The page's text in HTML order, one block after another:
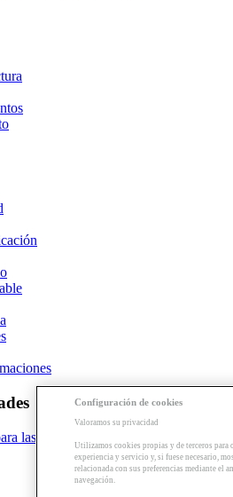
las empresas
Configuración de cookies
Valoramos su privacidad
Utilizamos cookies propias y de terceros para
experiencia y servicio y, si fuese necesario,
relacionada con sus preferencias mediante el
navegación.